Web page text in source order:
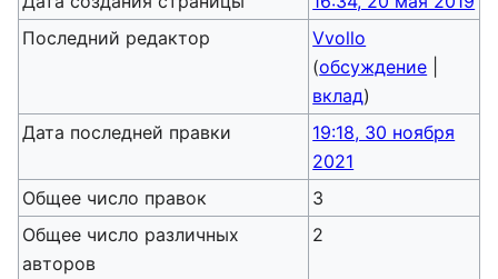
Последний редактор
Vvollo
(обсуждение
вклад)
Дата последней правки
19:18, 30 ноября
2021
Общее число правок
3
Общее число различных
авторов
2